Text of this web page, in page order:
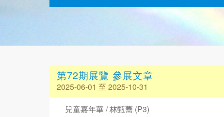
第72期展覽 參展文章
2025-06-01 至 2025-10-31
兒童嘉年華 / 林甄蕎 (P3)